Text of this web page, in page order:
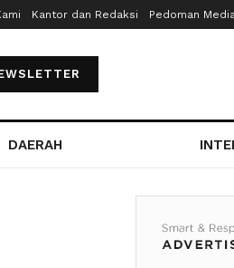
Kantor dan Redaksi Pedoman
DAERAH